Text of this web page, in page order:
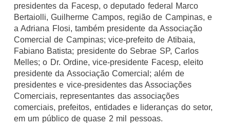
presidentes da Facesp, o deputado federal Marco
Bertaiolli, Guilherme Campos, região de Campinas, e
a Adriana Flosi, também presidente da Associação
Comercial de Campinas; vice-prefeito de Atibaia,
Fabiano Batista; presidente do Sebrae SP, Carlos
Melles; o Dr. Ordine, vice-presidente Facesp, eleito
presidente da Associação Comercial; além de
presidentes e vice-presidentes das Associações
Comerciais, representantes das associações
comerciais, prefeitos, entidades e lideranças do setor,
em um público de quase 2 mil pessoas.